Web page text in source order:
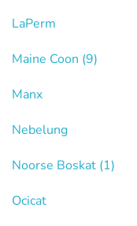
LaPerm
Maine Coon (9)
Manx
Nebelung
Noorse Boskat (1)
Ocicat